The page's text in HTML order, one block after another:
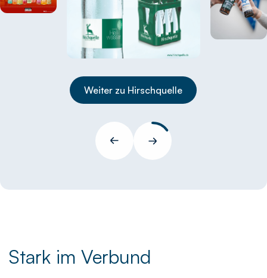
Weiter zu Hirschquelle
Stark im Verbund